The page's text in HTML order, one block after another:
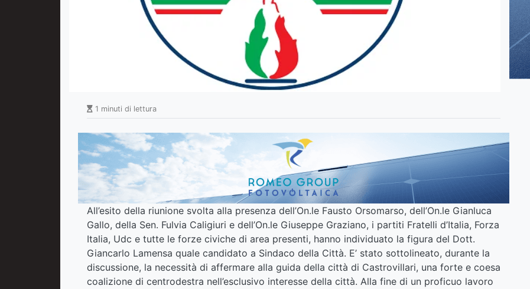
1 minuti di lettura
All’esito della riunione svolta alla presenza dell’On.le Fausto Orsomarso, dell’On.le Gianluca
Gallo, della Sen. Fulvia Caligiuri e dell’On.le Giuseppe Graziano, i partiti Fratelli d’Italia, Forza
Italia, Udc e tutte le forze civiche di area presenti, hanno individuato la figura del Dott.
Giancarlo Lamensa quale candidato a Sindaco della Città. E’ stato sottolineato, durante la
discussione, la necessità di affermare alla guida della città di Castrovillari, una forte e coesa
coalizione di centrodestra nell’esclusivo interesse della città. Alla fine di un proficuo lavoro